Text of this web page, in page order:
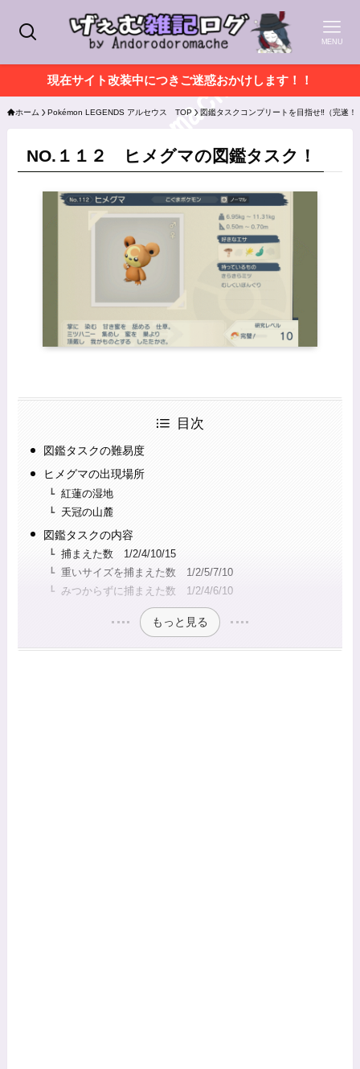
MENU
現在サイト改装中につきご迷惑おかけします！！
ホーム Pokémon LEGENDS アルセウス TOP 図鑑タスクコンプリートを目指せ‼（完遂！
NO.１１２ ヒメグマの図鑑タスク！
目次
図鑑タスクの難易度
ヒメグマの出現場所
紅蓮の湿地
天冠の山麓
図鑑タスクの内容
捕まえた数 1/2/4/10/15
重いサイズを捕まえた数 1/2/5/7/10
みつからずに捕まえた数 1/2/4/6/10
もっと見る